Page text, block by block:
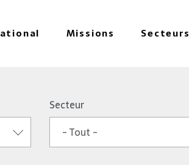
Missions Secteurs
Secteur
- Tout -